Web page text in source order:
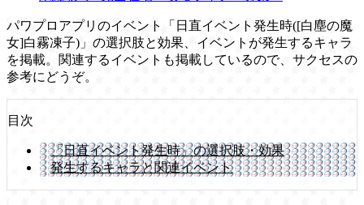
パワプロアプリのイベント「日直イベント発生時([白塵の魔
女]白霧凍子)」の選択肢と効果、イベントが発生するキャラ
を掲載。関連するイベントも掲載しているので、サクセスの
参考にどうぞ。
目次
「日直イベント発生時」の選択肢・効果
発生するキャラと関連イベント